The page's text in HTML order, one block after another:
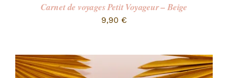
Carnet de voyages Petit Voyageur – Beige
9,90 €